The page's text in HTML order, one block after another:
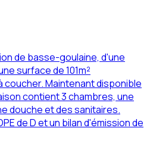
de basse-goulaine, d'une
surface de 101m²
coucher. Maintenant disponible
contient 3 chambres, une
douche et des sanitaires.
de D et un bilan d'émission de